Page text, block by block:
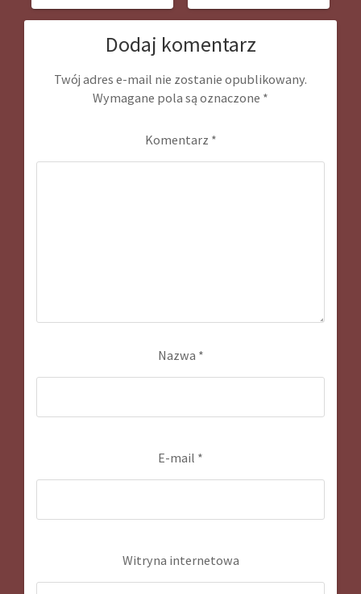
Dodaj komentarz
Twój adres e-mail nie zostanie opublikowany.
Wymagane pola są oznaczone *
Komentarz *
Nazwa *
E-mail *
Witryna internetowa